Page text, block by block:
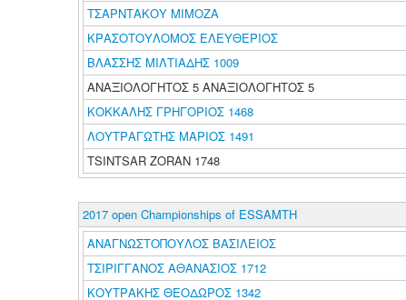
ΤΣΑΡΝΤΑΚΟΥ ΜΙΜΟΖΑ
ΚΡΑΣΟΤΟΥΛΟΜΟΣ ΕΛΕΥΘΕΡΙΟΣ
ΒΛΑΣΣΗΣ ΜΙΛΤΙΑΔΗΣ 1009
ΑΝΑΞΙΟΛΟΓΗΤΟΣ 5 ΑΝΑΞΙΟΛΟΓΗΤΟΣ 5
ΚΟΚΚΑΛΗΣ ΓΡΗΓΟΡΙΟΣ 1468
ΛΟΥΤΡΑΓΩΤΗΣ ΜΑΡΙΟΣ 1491
TSINTSAR ZORAN 1748
2017 open Championships of ESSAMTH
ΑΝΑΓΝΩΣΤΟΠΟΥΛΟΣ ΒΑΣΙΛΕΙΟΣ
ΤΣΙΡΙΓΓΑΝΟΣ ΑΘΑΝΑΣΙΟΣ 1712
ΚΟΥΤΡΑΚΗΣ ΘΕΟΔΩΡΟΣ 1342